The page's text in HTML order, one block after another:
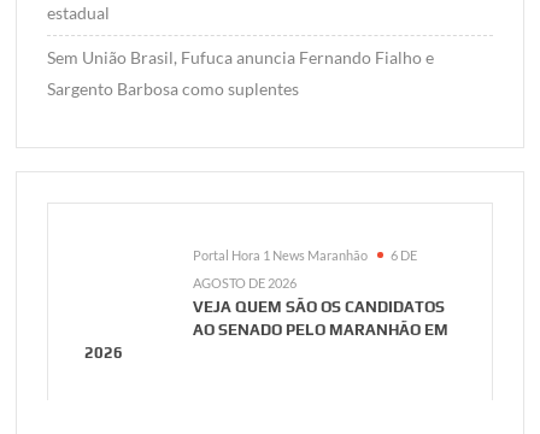
estadual
Sem União Brasil, Fufuca anuncia Fernando Fialho e
Sargento Barbosa como suplentes
Portal Hora 1 News Maranhão
6 DE
AGOSTO DE 2026
VEJA QUEM SÃO OS CANDIDATOS
AO SENADO PELO MARANHÃO EM
2026